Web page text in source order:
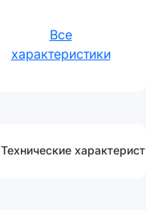
Все
характеристики
Технические